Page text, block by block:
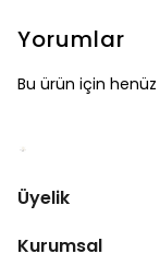
Yorumlar
Bu ürün için
Üyelik
Kurumsal